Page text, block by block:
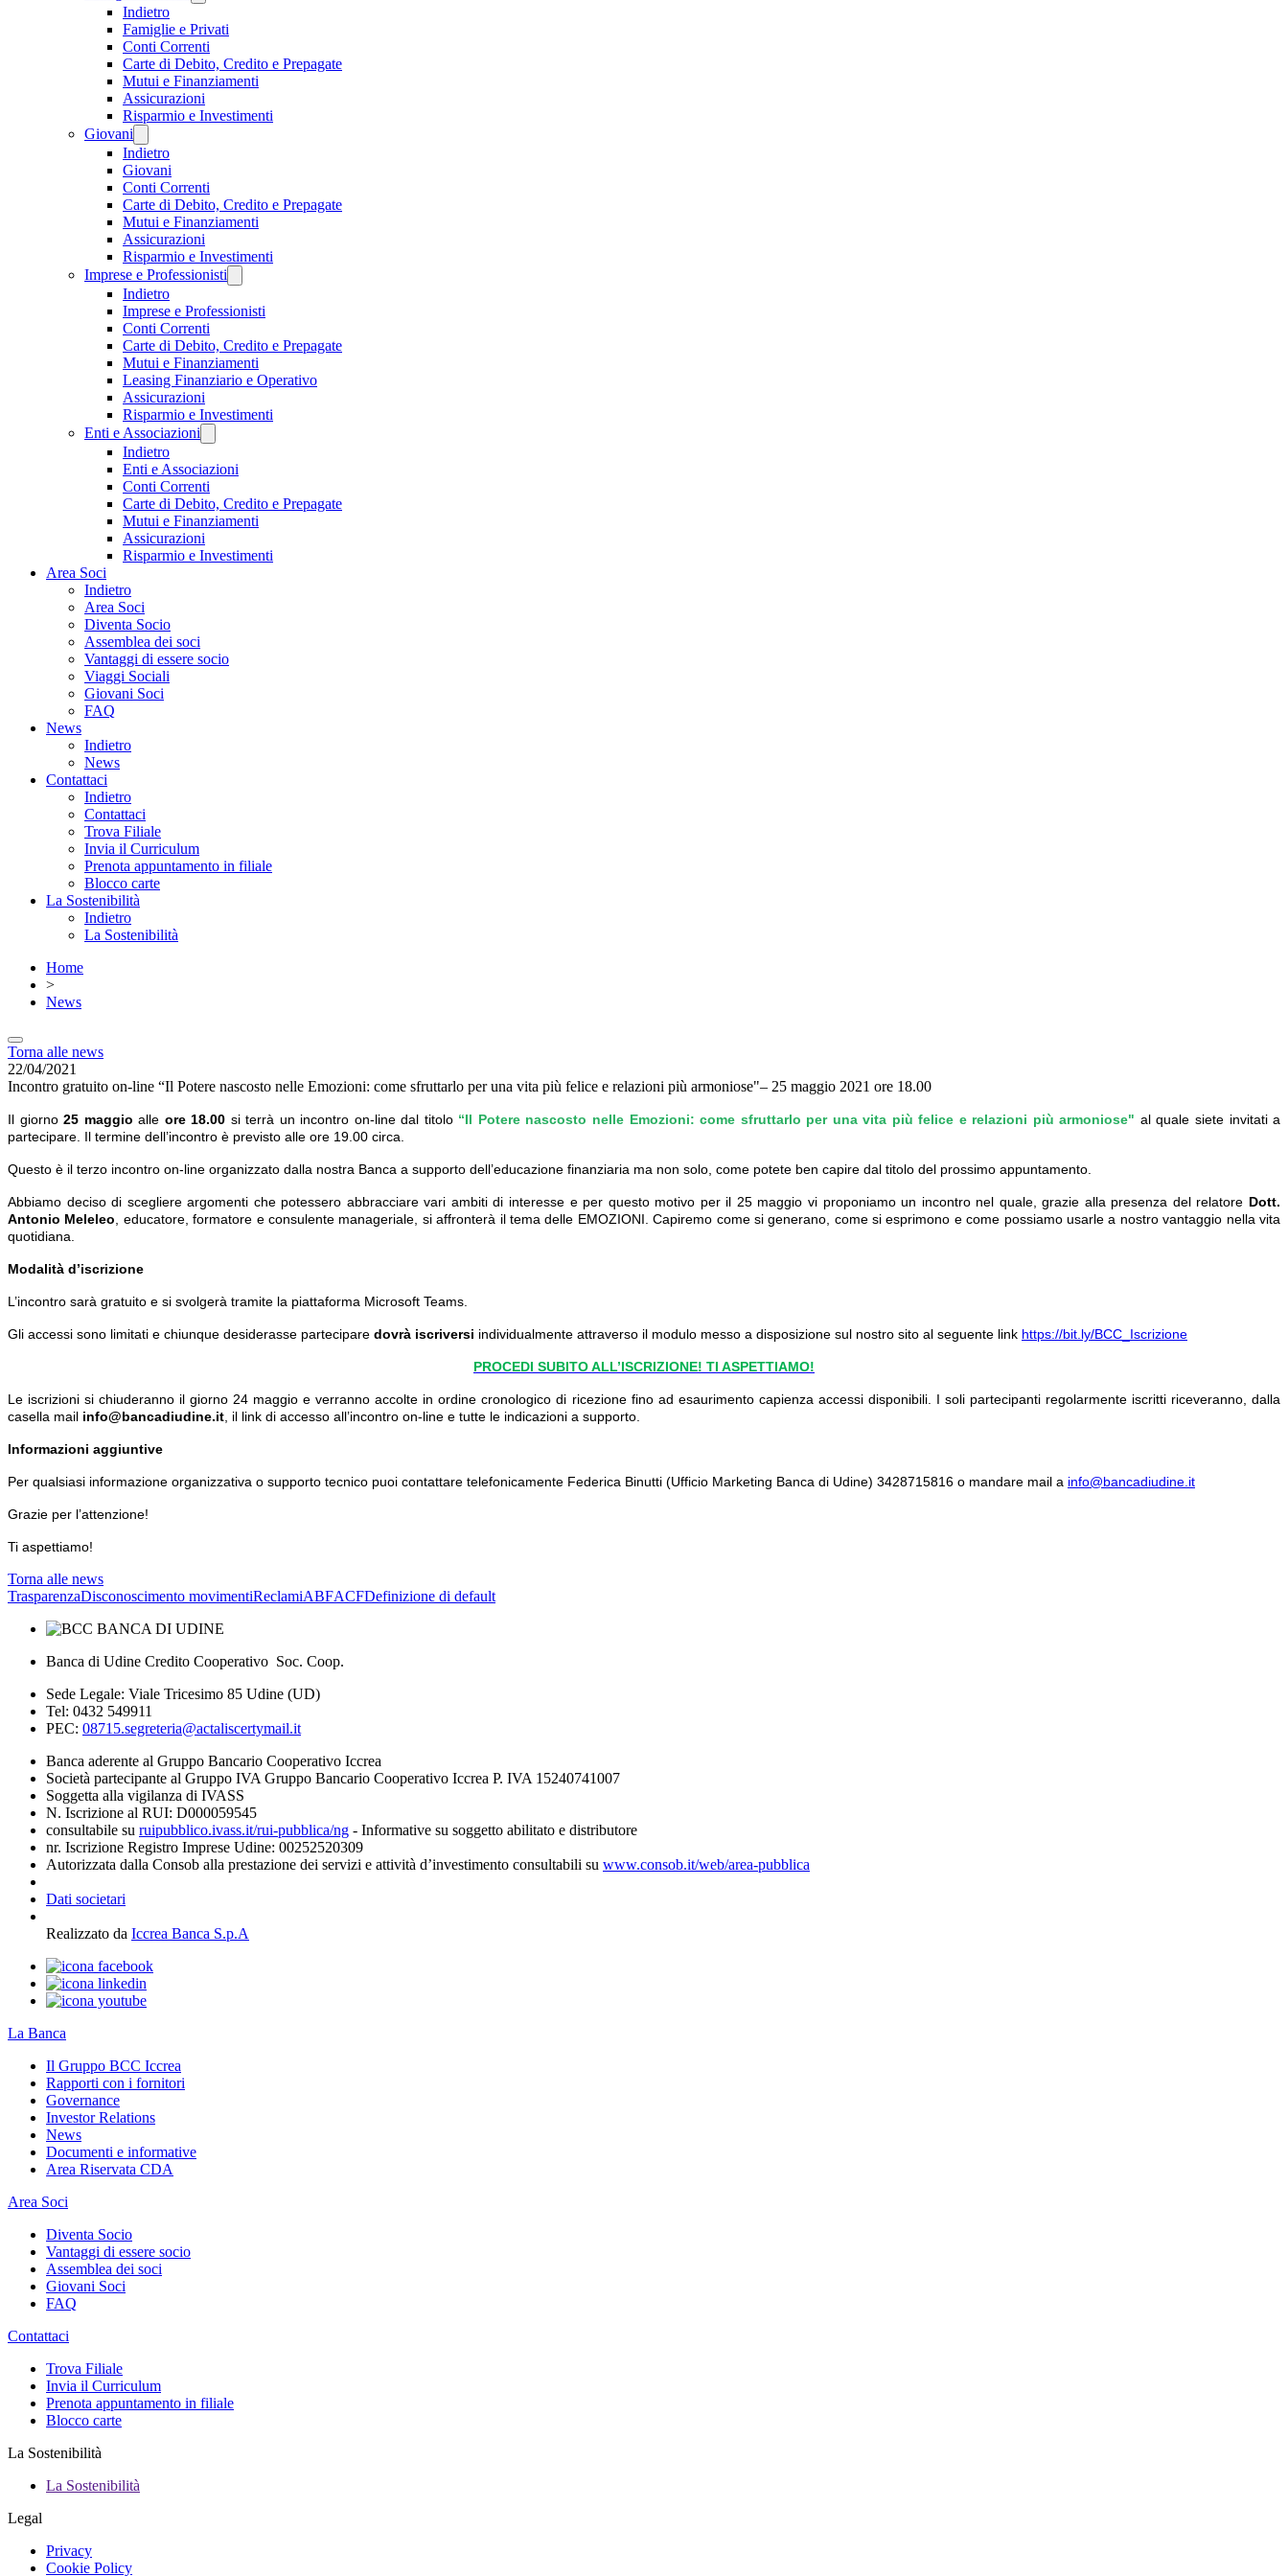
Indietro
Famiglie e Privati
Conti Correnti
Carte di Debito, Credito e Prepagate
Mutui e Finanziamenti
Assicurazioni
Risparmio e Investimenti
Giovani
Indietro
Giovani
Conti Correnti
Carte di Debito, Credito e Prepagate
Mutui e Finanziamenti
Assicurazioni
Risparmio e Investimenti
Imprese e Professionisti
Indietro
Imprese e Professionisti
Conti Correnti
Carte di Debito, Credito e Prepagate
Mutui e Finanziamenti
Leasing Finanziario e Operativo
Assicurazioni
Risparmio e Investimenti
Enti e Associazioni
Indietro
Enti e Associazioni
Conti Correnti
Carte di Debito, Credito e Prepagate
Mutui e Finanziamenti
Assicurazioni
Risparmio e Investimenti
Area Soci
Indietro
Area Soci
Diventa Socio
Assemblea dei soci
Vantaggi di essere socio
Viaggi Sociali
Giovani Soci
FAQ
News
Indietro
News
Contattaci
Indietro
Contattaci
Trova Filiale
Invia il Curriculum
Prenota appuntamento in filiale
Blocco carte
La Sostenibilità
Indietro
La Sostenibilità
Home
>
News
Torna alle news
22/04/2021
Incontro gratuito on-line “Il Potere nascosto nelle Emozioni: come sfruttarlo per una vita più felice e relazioni più armoniose"– 25 maggio 2021 ore 18.00
Il giorno25 maggio alle ore 18.00 si terrà un incontro on-line dal titolo “Il Potere nascosto nelle Emozioni: come sfruttarlo per una vita più felice e relazioni più armoniose" al quale siete invitati a
partecipare. Il termine dell’incontro è previsto alle ore 19.00 circa.
Questo è il terzo incontro on-line organizzato dalla nostra Banca a supporto dell’educazione finanziaria ma non solo, come potete ben capire dal titolo del prossimo appuntamento.
Abbiamo deciso di scegliere argomenti che potessero abbracciare vari ambiti di interesse e per questo motivo per il 25 maggio vi proponiamo un incontro nel quale, grazie alla presenza del relatore Dott.
Antonio Meleleo , educatore, formatore e consulente manageriale, si affronterà il tema delle EMOZIONI. Capiremo come si generano, come si esprimono e come possiamo usarle a nostro vantaggio nella vita
quotidiana.
Modalità d’iscrizione
L’incontro sarà gratuito e si svolgerà tramite la piattaforma Microsoft Teams.
Gli accessi sono limitati e chiunque desiderasse partecipare dovrà iscriversi individualmente attraverso il modulo messo a disposizione sul nostro sito al seguente link https://bit.ly/BCC_Iscrizione
PROCEDI SUBITO ALL’ISCRIZIONE! TI ASPETTIAMO!
Le iscrizioni si chiuderanno il giorno 24 maggio e verranno accolte in ordine cronologico di ricezione fino ad esaurimento capienza accessi disponibili. I soli partecipanti regolarmente iscritti riceveranno, dalla
casella mail info@bancadiudine.it , il link di accesso all’incontro on-line e tutte le indicazioni a supporto.
Informazioni aggiuntive
Per qualsiasi informazione organizzativa o supporto tecnico puoi contattare telefonicamente Federica Binutti (Ufficio Marketing Banca di Udine) 3428715816 o mandare mail a info@bancadiudine.it
Grazie per l’attenzione!
Ti aspettiamo!
Torna alle news
TrasparenzaDisconoscimento movimentiReclamiABFACFDefinizione di default
Banca di Udine Credito Cooperativo Soc. Coop.
Sede Legale: Viale Tricesimo 85 Udine (UD)
Tel: 0432 549911
PEC: 08715.segreteria@actaliscertymail.it
Banca aderente al Gruppo Bancario Cooperativo Iccrea
Società partecipante al Gruppo IVA Gruppo Bancario Cooperativo Iccrea P. IVA 15240741007
Soggetta alla vigilanza di IVASS
N. Iscrizione al RUI: D000059545
consultabile su ruipubblico.ivass.it/rui-pubblica/ng - Informative su soggetto abilitato e distributore
nr. Iscrizione Registro Imprese Udine: 00252520309
Autorizzata dalla Consob alla prestazione dei servizi e attività d’investimento consultabili su www.consob.it/web/area-pubblica
Dati societari
Realizzato da Iccrea Banca S.p.A
La Banca
Il Gruppo BCC Iccrea
Rapporti con i fornitori
Governance
Investor Relations
News
Documenti e informative
Area Riservata CDA
Area Soci
Diventa Socio
Vantaggi di essere socio
Assemblea dei soci
Giovani Soci
FAQ
Contattaci
Trova Filiale
Invia il Curriculum
Prenota appuntamento in filiale
Blocco carte
La Sostenibilità
La Sostenibilità
Legal
Privacy
Cookie Policy